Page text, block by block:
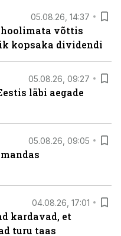
05.08.26, 14:37
võttis
kopsaka dividendi
05.08.26, 09:27
läbi aegade
05.08.26, 09:05
04.08.26, 17:01
kardavad, et
turu taas